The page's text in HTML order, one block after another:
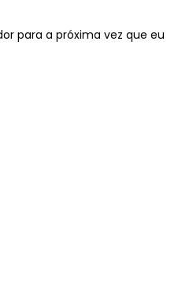
para a próxima vez que eu